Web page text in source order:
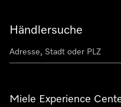
Händlersuche
Miele Experience